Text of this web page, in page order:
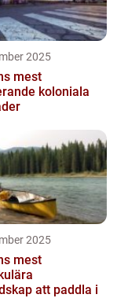
2025
mest
koloniala
2025
mest
att paddla i